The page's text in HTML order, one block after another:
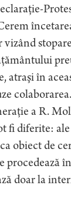
atraşi în
a R.
fi diferite:
obiect de
doar la